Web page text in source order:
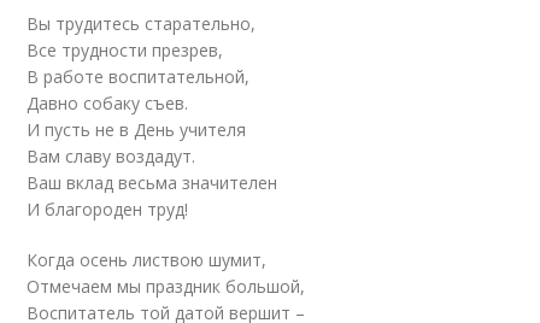
Вы трудитесь старательно,
Все трудности презрев,
В работе воспитательной,
Давно собаку съев.
И пусть не в День учителя
Вам славу воздадут.
Ваш вклад весьма значителен
И благороден труд!
Когда осень листвою шумит,
Отмечаем мы праздник большой,
Воспитатель той датой вершит –